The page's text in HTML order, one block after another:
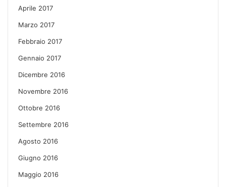
Aprile 2017
Marzo 2017
Febbraio 2017
Gennaio 2017
Dicembre 2016
Novembre 2016
Ottobre 2016
Settembre 2016
Agosto 2016
Giugno 2016
Maggio 2016